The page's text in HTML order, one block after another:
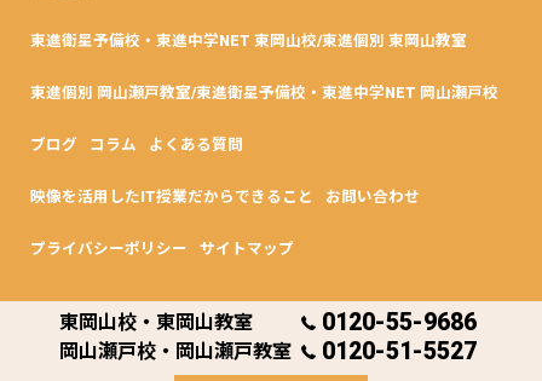
0120-55-9686
東岡山校・東岡山教室
0120-51-5527
岡山瀬戸校・岡山瀬戸教室
東進衛星予備校・東進中学NET 東岡山校/東進個別 東岡山教室
東進個別 岡山瀬戸教室/東進衛星予備校・東進中学NET 岡山瀬戸校
ブログ コラム よくある質問
映像を活用したIT授業だからできること お問い合わせ
プライバシーポリシー サイトマップ
© 2026 岡山県岡山市の塾なら東進個別 東岡山教室・東進中学NET/東進衛
星予備校 東岡山校 ALL RIGHTS RESERVED.